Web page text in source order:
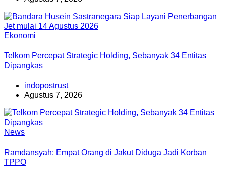
Ekonomi
Telkom Percepat Strategic Holding, Sebanyak 34 Entitas
Dipangkas
indopostrust
Agustus 7, 2026
News
Ramdansyah: Empat Orang di Jakut Diduga Jadi Korban
TPPO